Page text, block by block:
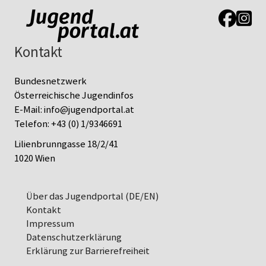
Link zur
Link
Kontakt
Bundesnetzwerk
Österreichische Jugendinfos
E-Mail:info@jugendportal.at
Telefon:+43 (0) 1/9346691
Lilienbrunngasse 18/2/41
1020 Wien
Über das Jugendportal (DE/EN)
Kontakt
Impressum
Datenschutz­erklärung
Erklärung zur Barrierefreiheit